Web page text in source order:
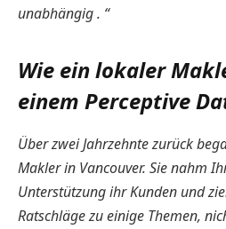
unabhängig . “
Wie ein lokaler
einem Perceptive
Über zwei Jahrzehnte zurück
Makler in Vancouver. Sie nahm
Unterstützung ihr Kunden und
Ratschläge zu einige Themen,